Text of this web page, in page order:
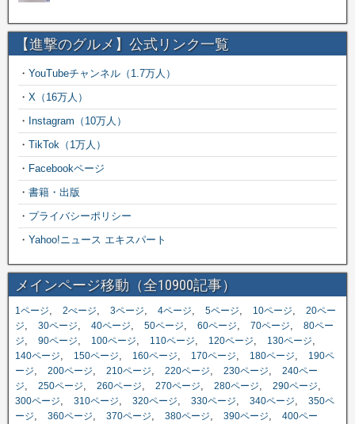
【進撃のグルメ】公式リンク一覧
・ YouTubeチャンネル（1.7万人）
・ X（16万人）
・ Instagram（10万人）
・ TikTok（1万人）
・ Facebookページ
・ 書籍・出版
・ プライバシーポリシー
・ Yahoo!ニュース エキスパート
メインページ移動（全10900記事）
1ページ, 2ぺージ, 3ページ, 4ページ, 5ページ, 10ページ, 20ペー
ジ, 30ページ, 40ページ, 50ページ, 60ページ, 70ページ, 80ペー
ジ, 90ページ, 100ページ, 110ページ, 120ページ, 130ページ,
140ページ, 150ページ, 160ページ, 170ページ, 180ページ,
190ペ
ージ, 200ページ, 210ページ, 220ページ, 230ページ, 240ペー
ジ, 250ページ, 260ページ, 270ページ, 280ページ, 290ページ,
300ページ, 310ページ, 320ページ, 330ページ, 340ページ, 350ペ
ージ, 360ページ, 370ページ, 380ページ, 390ページ, 400ペー